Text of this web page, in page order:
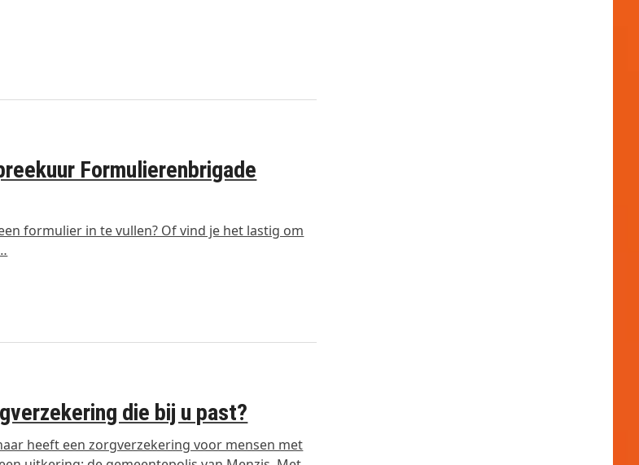
Formulierenbrigade
formulier in te vullen? Of vind je het lastig om
die bij u past?
heeft een zorgverzekering voor mensen met